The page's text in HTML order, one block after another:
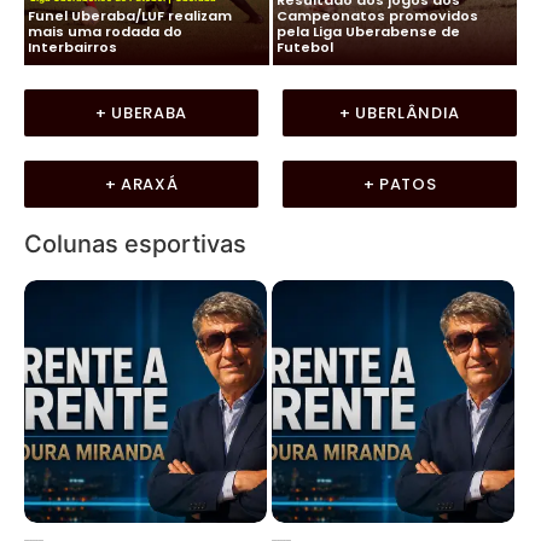
Funel Uberaba/LUF realizam
mais uma rodada do
Interbairros
Campeonatos promovidos
pela Liga Uberabense de
Futebol
+ UBERABA + UBERLÂNDIA
+ ARAXÁ + PATOS
Colunas esportivas